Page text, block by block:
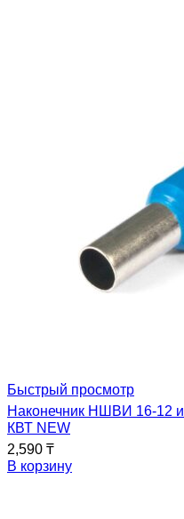
Быстрый просмотр
Наконечник НШВИ 16-12
КВТ NEW
2,590 ₸
В корзину